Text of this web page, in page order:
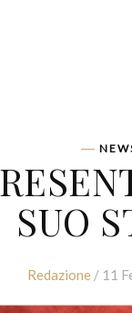
SUO
Redazione/ 11